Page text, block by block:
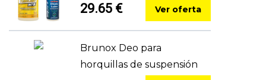
29.65 € Ver oferta
Brunox Deo para
horquillas de suspensión